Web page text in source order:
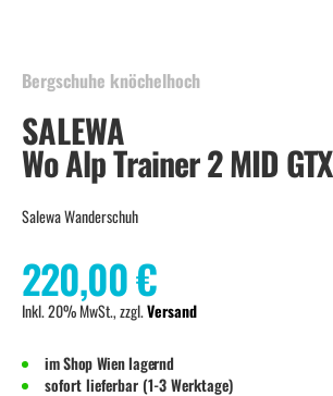
beginning
the
images
gallery
Bergschuhe knöchelhoch
Wo Alp Trainer 2 MID GTX
SALEWA
Salewa Wanderschuh
220,00 €
Inkl. 20% MwSt., zzgl.Versand
im Shop Wien lagernd
sofort lieferbar (1-3 Werktage)